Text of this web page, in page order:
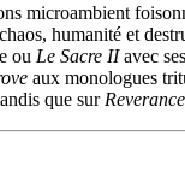
microambient
humanité et
ou Le Sacre IIavec
aux monologues
que sur Reverance